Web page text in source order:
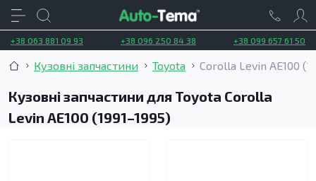
+38 063 881 09 93 +38 096 250 84 38 +38 099 657 61 50
Кузовні запчастини Toyota Corolla Levin AE100
Кузовні запчастини для Toyota Corolla
Levin AE100 (1991–1995)